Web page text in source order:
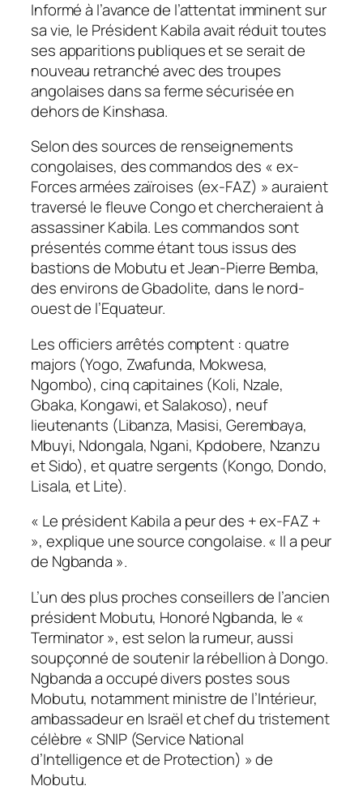
Informé à l’avance de l’attentat imminent sur
sa vie, le Président Kabila avait réduit toutes
ses apparitions publiques et se serait de
nouveau retranché avec des troupes
angolaises dans sa ferme sécurisée en
dehors de Kinshasa.
Selon des sources de renseignements
congolaises, des commandos des « ex-
Forces armées zaïroises (ex-FAZ) » auraient
traversé le fleuve Congo et chercheraient à
assassiner Kabila. Les commandos sont
présentés comme étant tous issus des
bastions de Mobutu et Jean-Pierre Bemba,
des environs de Gbadolite, dans le nord-
ouest de l’Equateur.
Les officiers arrêtés comptent : quatre
majors (Yogo, Zwafunda, Mokwesa,
Ngombo), cinq capitaines (Koli, Nzale,
Gbaka, Kongawi, et Salakoso), neuf
lieutenants (Libanza, Masisi, Gerembaya,
Mbuyi, Ndongala, Ngani, Kpdobere, Nzanzu
et Sido), et quatre sergents (Kongo, Dondo,
Lisala, et Lite).
« Le président Kabila a peur des + ex-FAZ +
», explique une source congolaise. « Il a peur
de Ngbanda ».
L’un des plus proches conseillers de l’ancien
président Mobutu, Honoré Ngbanda, le «
Terminator », est selon la rumeur, aussi
soupçonné de soutenir la rébellion à Dongo.
Ngbanda a occupé divers postes sous
Mobutu, notamment ministre de l’Intérieur,
ambassadeur en Israël et chef du tristement
célèbre « SNIP (Service National
d’Intelligence et de Protection) » de
Mobutu.